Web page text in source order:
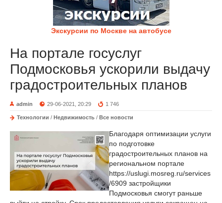
Экскурсии по Москве на автобусе
На портале госуслуг
Подмосковья ускорили выдачу
градостроительных планов
admin 29-06-2021, 20:29 1 746
Технологии / Недвижимость / Все новости
Благодаря оптимизации услуги
по подготовке
градостроительных планов на
региональном портале
https://uslugi.mosreg.ru/services
/6909 застройщики
Подмосковья смогут раньше